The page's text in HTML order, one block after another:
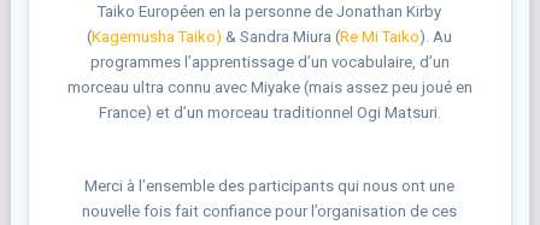
Taiko Européen en la personne de Jonathan Kirby
(Kagemusha Taiko) & Sandra Miura (Re Mi Taiko). Au
programmes l’apprentissage d’un vocabulaire, d’un
morceau ultra connu avec Miyake (mais assez peu joué en
France) et d’un morceau traditionnel Ogi Matsuri.
Merci à l’ensemble des participants qui nous ont une
nouvelle fois fait confiance pour l’organisation de ces